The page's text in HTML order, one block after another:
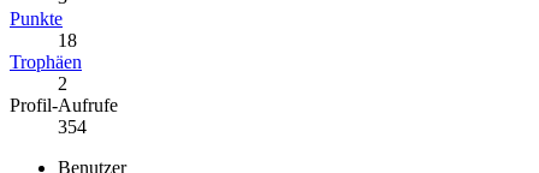
Punkte
18
Trophäen
2
Profil-Aufrufe
354
Benutzer